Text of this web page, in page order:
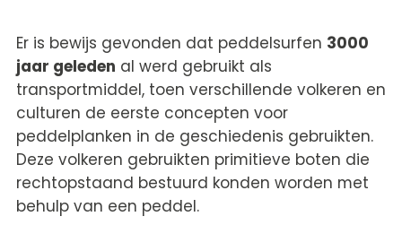
Er is bewijs gevonden dat peddelsurfen 3000
jaar geleden al werd gebruikt als
transportmiddel, toen verschillende volkeren en
culturen de eerste concepten voor
peddelplanken in de geschiedenis gebruikten.
Deze volkeren gebruikten primitieve boten die
rechtopstaand bestuurd konden worden met
behulp van een peddel.